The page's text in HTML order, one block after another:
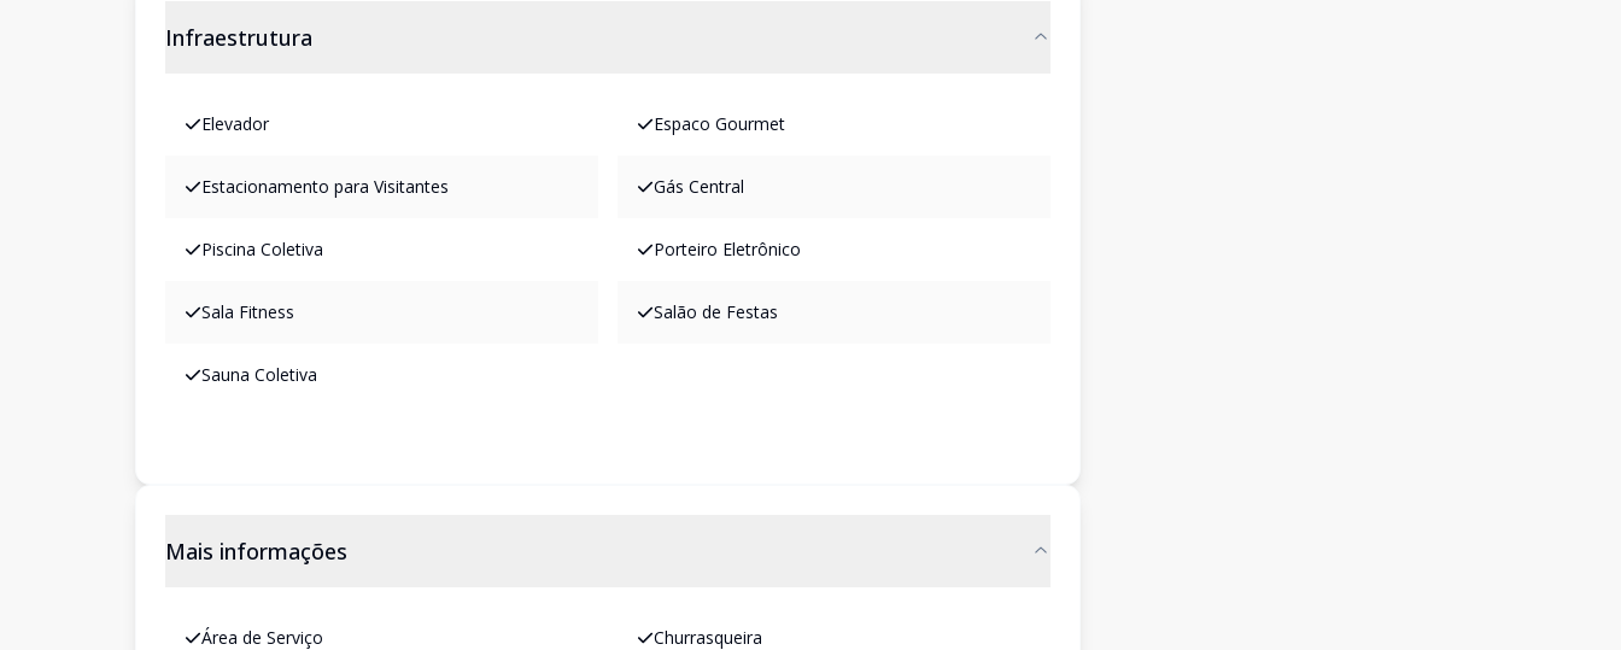
Infraestrutura
Elevador Espaco Gourmet
Estacionamento para Visitantes Gás Central
Piscina Coletiva Porteiro Eletrônico
Sala Fitness Salão de Festas
Sauna Coletiva
Mais informações
Área de Serviço Churrasqueira